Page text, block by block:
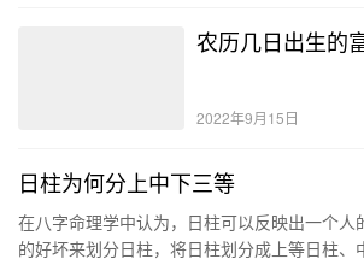
农历几日出生的
2022年9月15日
日柱为何分上中下三等
在八字命理学中认为，日柱可以反映出一个人
的好坏来划分日柱，将日柱划分成上等日柱、